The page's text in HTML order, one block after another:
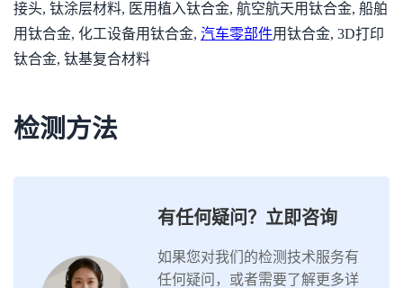
接头, 钛涂层材料, 医用植入钛合金, 航空航天用钛合金, 船舶
用钛合金, 化工设备用钛合金, 汽车零部件用钛合金, 3D打印
钛合金, 钛基复合材料
检测方法
有任何疑问？立即咨询
如果您对我们的检测技术服务有
任何疑问，或者需要了解更多详